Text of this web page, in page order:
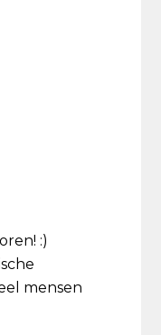
:)
mensen